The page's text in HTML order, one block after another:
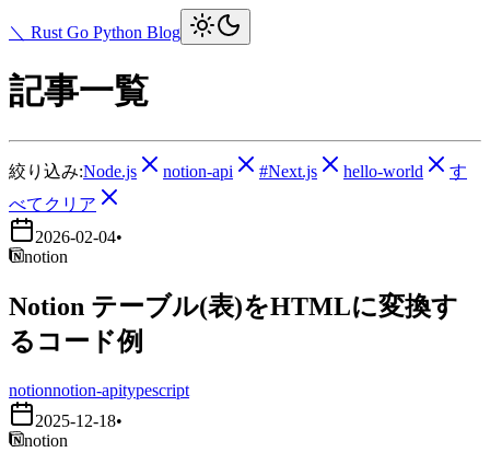
＼ Rust Go Python Blog
記事一覧
絞り込み:Node.js notion-api #Next.js hello-world
す
べてクリア
2026-02-04•
notion
Notion テーブル(表)をHTMLに変換す
るコード例
notionnotion-apitypescript
2025-12-18•
notion